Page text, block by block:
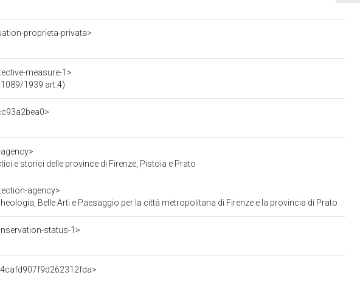
proprieta-privata>
measure-1>
1939 art.4)
e storici delle province di Firenze, Pistoia e Prato
agency>
Belle Arti e Paesaggio per la città metropolitana di Firenze e la provincia di Prato
status-1>